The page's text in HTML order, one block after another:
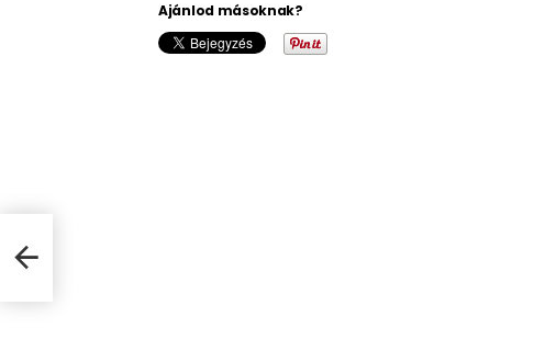
Ajánlod másoknak?